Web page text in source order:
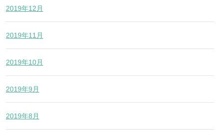
2019年12月
2019年11月
2019年10月
2019年9月
2019年8月